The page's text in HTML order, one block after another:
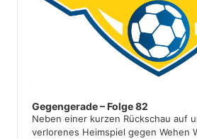
Gegengerade – Folge 82
Neben einer kurzen Rückschau auf
verlorenes Heimspiel gegen Wehen